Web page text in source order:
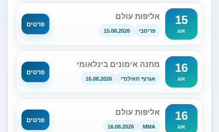
15
אוג
אליפות עולם
פריסבי 15.08.2026
פרטים
16
אוג
מחנה אימונים בינלאומי
אגרוף תאילנדי 16.08.2026
פרטים
16
אוג
אליפות עולם
MMA
16.08.2026
פרטים